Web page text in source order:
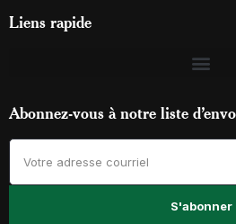
Liens rapide
Abonnez-vous à notre liste